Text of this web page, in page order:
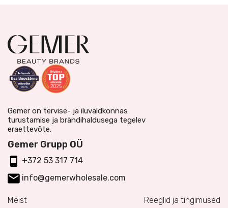
Gemer on tervise- ja iluvaldkonnas
turustamise ja brändihaldusega tegelev
eraettevõte.
Gemer Grupp OÜ
+372 53 317 714
info@gemerwholesale.com
Meist Reeglid ja tingimused